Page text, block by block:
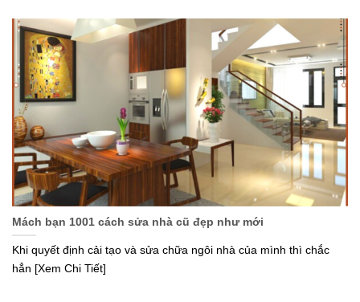
Mách bạn 1001 cách sửa nhà cũ đẹp như mới
Khi quyết định cải tạo và sửa chữa ngôi nhà của mình thì chắc
hẳn [Xem Chi Tiết]